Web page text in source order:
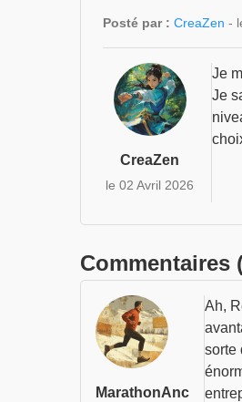
Posté par : CreaZen -
CreaZen
le 02 Avril 2026
Je
Je
Commentaires
MarathonAnc
Ah,
sorte